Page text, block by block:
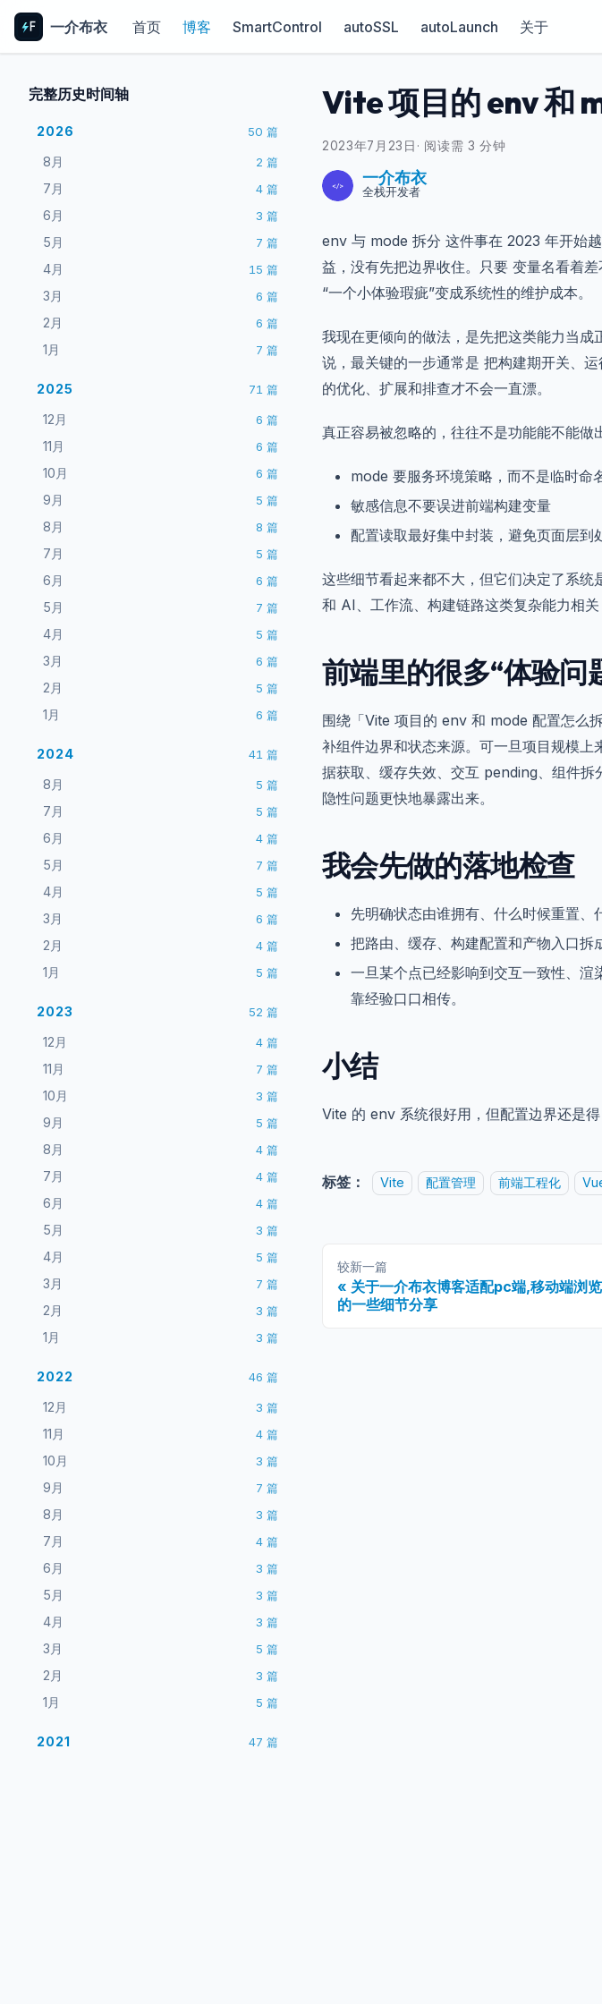
一介布衣 首页 博客 SmartControl autoSSL autoLaunch 关于
完整历史时间轴
2026 50 篇
8月 2 篇
7月 4 篇
6月 3 篇
5月 7 篇
4月 15 篇
3月 6 篇
2月 6 篇
1月 7 篇
2025 71 篇
12月 6 篇
11月 6 篇
10月 6 篇
9月 5 篇
8月 8 篇
7月 5 篇
6月 6 篇
5月 7 篇
4月 5 篇
3月 6 篇
2月 5 篇
1月 6 篇
2024 41 篇
8月 5 篇
7月 5 篇
6月 4 篇
5月 7 篇
4月 5 篇
3月 6 篇
2月 4 篇
1月 5 篇
2023 52 篇
12月 4 篇
11月 7 篇
10月 3 篇
9月 5 篇
8月 4 篇
7月 4 篇
6月 4 篇
5月 3 篇
4月 5 篇
3月 7 篇
2月 3 篇
1月 3 篇
2022 46 篇
12月 3 篇
11月 4 篇
10月 3 篇
9月 7 篇
8月 3 篇
7月 4 篇
6月 3 篇
5月 3 篇
4月 3 篇
3月 5 篇
2月 3 篇
1月 5 篇
2021 47 篇
Vite 项目的 env 和
2023年7月23日 · 阅读需 3 分钟
一介布衣
全栈开发者
env 与 mode 拆分 这件事在 2023 年开始
益，没有先把边界收住。只要 变量名看着
“一个小体验瑕疵”变成系统性的维护成本。
我现在更倾向的做法，是先把这类能力当
说，最关键的一步通常是 把构建期开关、
的优化、扩展和排查才不会一直漂。
真正容易被忽略的，往往不是功能能不能做
mode 要服务环境策略，而不是临时命
敏感信息不要误进前端构建变量
配置读取最好集中封装，避免页面层到
这些细节看起来都不大，但它们决定了系
和 AI、工作流、构建链路这类复杂能力相关
前端里的很多“体验问
围绕「Vite 项目的 env 和 mode 配置怎么
补组件边界和状态来源。可一旦项目规模
据获取、缓存失效、交互 pending、组件
隐性问题更快地暴露出来。
我会先做的落地检查
先明确状态由谁拥有、什么时候重置、
把路由、缓存、构建配置和产物入口拆
一旦某个点已经影响到交互一致性、
靠经验口口相传。
小结
Vite 的 env 系统很好用，但配置边界还是
标签： Vite 配置管理 前端工程化
较新一篇
关于一介布衣博客适配pc端,移动端浏
的一些细节分享